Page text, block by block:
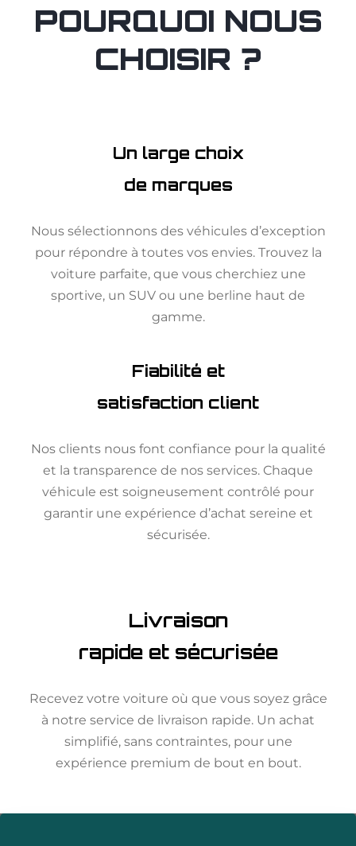
POURQUOI NOUS
CHOISIR ?
Un large choix
de marques
Nous sélectionnons des véhicules d’exception
pour répondre à toutes vos envies. Trouvez la
voiture parfaite, que vous cherchiez une
sportive, un SUV ou une berline haut de
gamme.
Fiabilité et
satisfaction client
Nos clients nous font confiance pour la qualité
et la transparence de nos services. Chaque
véhicule est soigneusement contrôlé pour
garantir une expérience d’achat sereine et
sécurisée.
Livraison
rapide et sécurisée
Recevez votre voiture où que vous soyez grâce
à notre service de livraison rapide. Un achat
simplifié, sans contraintes, pour une
expérience premium de bout en bout.